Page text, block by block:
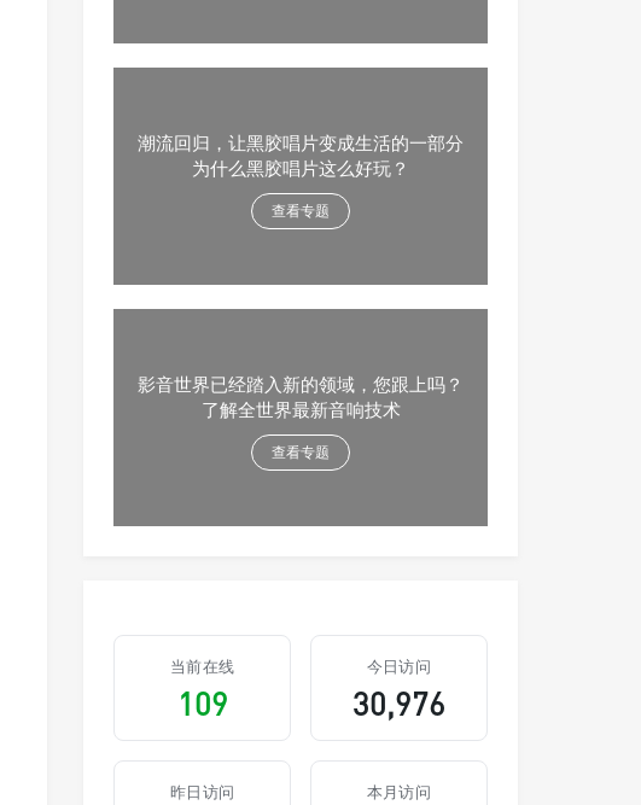
潮流回归，让黑胶唱片变成生活的一部分
为什么黑胶唱片这么好玩？
查看专题
影音世界已经踏入新的领域，您跟上吗？
了解全世界最新音响技术
查看专题
当前在线
109
今日访问
30,976
昨日访问 本月访问